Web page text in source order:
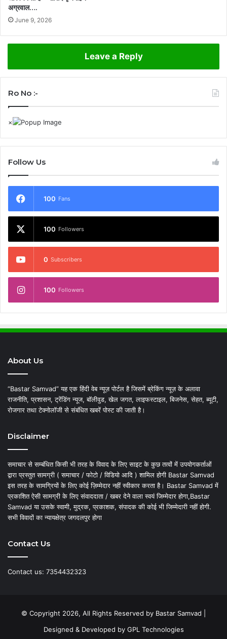
अग्रवाल….
June 9, 2026
Leave a Reply
Ro No :-
Follow Us
100 Fans
100 Followers
0 Subscribers
100 Followers
About Us
“Bastar Samvad” यह एक हिंदी वेब न्यूज़ पोर्टल है जिसमें ब्रेकिंग न्यूज़ के अलावा
राजनीति, प्रशासन, ट्रेंडिंग न्यूज, बॉलीवुड, खेल जगत, लाइफस्टाइल, बिजनेस, सेहत, ब्यूटी,
रोजगार तथा टेक्नोलॉजी से संबंधित खबरें पोस्ट की जाती है।
Disclaimer
समाचार से सम्बंधित किसी भी तरह के विवाद के लिए साइट के कुछ तत्वों में उपयोगकर्ताओं
द्वारा प्रस्तुत सामग्री ( समाचार / फोटो / विडियो आदि ) शामिल होगी Bastar Samvad
इस तरह के सामग्रियों के लिए कोई ज़िम्मेदार नहीं स्वीकार करता है। Bastar Samvad में
प्रकाशित ऐसी सामग्री के लिए संवाददाता / खबर देने वाला स्वयं जिम्मेदार होगा,Bastar
Samvad या उसके स्वामी, मुद्रक, प्रकाशक, संपादक की कोई भी जिम्मेदारी नहीं होगी.
सभी विवादों का न्यायक्षेत्र जगदलपुर होगा
Contact Us
Contact us: 7354432323
© Copyright 2026, All Rights Reserved by Bastar Samvad |
Designed & Developed by GPL Technologies